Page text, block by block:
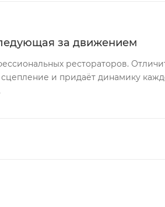
за движением
рестораторов.
сцепление и придаёт динамику